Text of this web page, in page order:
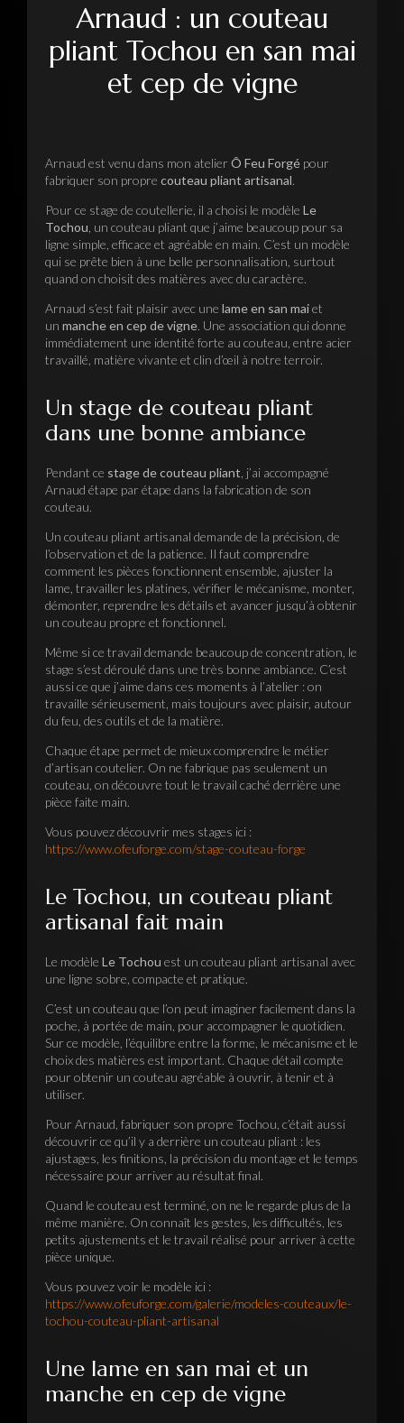
Arnaud : un couteau
pliant Tochou en san mai
et cep de vigne
Arnaud est venu dans mon atelier Ô Feu Forgé pour
fabriquer son propre couteau pliant artisanal.
Pour ce stage de coutellerie, il a choisi le modèle Le
Tochou , un couteau pliant que j’aime beaucoup pour sa
ligne simple, efficace et agréable en main. C’est un modèle
qui se prête bien à une belle personnalisation, surtout
quand on choisit des matières avec du caractère.
Arnaud s’est fait plaisir avec une lame en san maiet
un manche en cep de vigne. Une association qui donne
immédiatement une identité forte au couteau, entre acier
travaillé, matière vivante et clin d’œil à notre terroir.
Un stage de couteau pliant
dans une bonne ambiance
Pendant ce stage de couteau pliant , j’ai accompagné
Arnaud étape par étape dans la fabrication de son
couteau.
Un couteau pliant artisanal demande de la précision, de
l’observation et de la patience. Il faut comprendre
comment les pièces fonctionnent ensemble, ajuster la
lame, travailler les platines, vérifier le mécanisme, monter,
démonter, reprendre les détails et avancer jusqu’à obtenir
un couteau propre et fonctionnel.
Même si ce travail demande beaucoup de concentration, le
stage s’est déroulé dans une très bonne ambiance. C’est
aussi ce que j’aime dans ces moments à l’atelier : on
travaille sérieusement, mais toujours avec plaisir, autour
du feu, des outils et de la matière.
Chaque étape permet de mieux comprendre le métier
d’artisan coutelier. On ne fabrique pas seulement un
couteau, on découvre tout le travail caché derrière une
pièce faite main.
Vous pouvez découvrir mes stages ici :
https://www.ofeuforge.com/stage-couteau-forge
Le Tochou, un couteau pliant
artisanal fait main
Le modèle Le Tochou est un couteau pliant artisanal avec
une ligne sobre, compacte et pratique.
C’est un couteau que l’on peut imaginer facilement dans la
poche, à portée de main, pour accompagner le quotidien.
Sur ce modèle, l’équilibre entre la forme, le mécanisme et le
choix des matières est important. Chaque détail compte
pour obtenir un couteau agréable à ouvrir, à tenir et à
utiliser.
Pour Arnaud, fabriquer son propre Tochou, c’était aussi
découvrir ce qu’il y a derrière un couteau pliant : les
ajustages, les finitions, la précision du montage et le temps
nécessaire pour arriver au résultat final.
Quand le couteau est terminé, on ne le regarde plus de la
même manière. On connaît les gestes, les difficultés, les
petits ajustements et le travail réalisé pour arriver à cette
pièce unique.
Vous pouvez voir le modèle ici :
https://www.ofeuforge.com/galerie/modeles-couteaux/le-
tochou-couteau-pliant-artisanal
Une lame en san mai et un
manche en cep de vigne